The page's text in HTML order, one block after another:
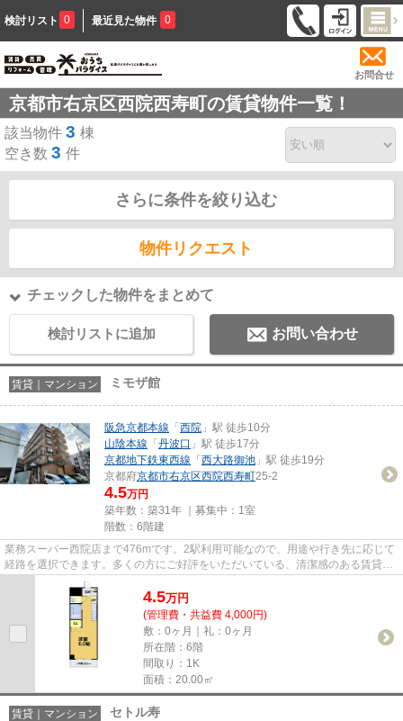
検討リスト 0 最近見た物件 0
お問合せ
京都市右京区西院西寿町の賃貸物件一覧！
該当物件 3 棟
空き数 3 件
さらに条件を絞り込む
物件リクエスト
チェックした物件をまとめて
検討リストに追加 お問い合わせ
賃貸｜マンション ミモザ館
阪急京都本線 「 西院 」駅 徒歩10分
山陰本線 「 丹波口 」駅 徒歩17分
京都地下鉄東西線 「 西大路御池 」駅 徒歩19分
京都府京都市右京区西院西寿町25-2
4.5万円
築年数：築31年 ｜募集中： 1室
階数：6階建
業務スーパー西院店まで476mです。2駅利用可能なので、用途や行き先に応じて
経路を選択できます。多くの方にご好評をいただいている、清潔感のある賃貸物
件です。新着情報：ミモザ館の...
4.5万円
(管理費・共益費 4,000円)
敷：0ヶ月｜礼：0ヶ月
所在階：6階
間取り：1K
面積：20.00㎡
賃貸｜マンション セトル寿